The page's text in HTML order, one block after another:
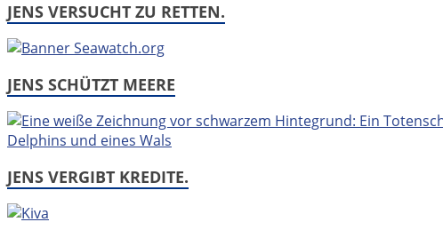
JENS VERSUCHT ZU RETTEN.
JENS SCHÜTZT MEERE
JENS VERGIBT KREDITE.